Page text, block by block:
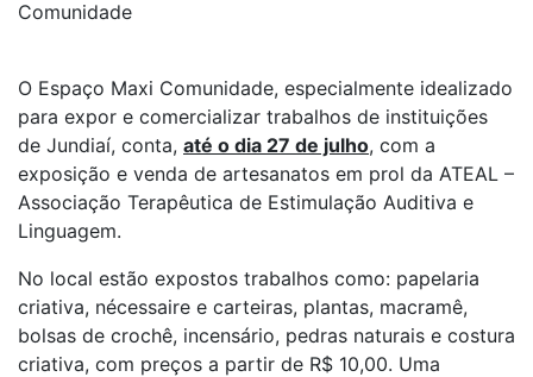
Comunidade
O Espaço Maxi Comunidade, especialmente idealizado
para expor e comercializar trabalhos de instituições
de Jundiaí, conta, até o dia 27 de julho, com a
exposição e venda de artesanatos em prol da ATEAL –
Associação Terapêutica de Estimulação Auditiva e
Linguagem.
No local estão expostos trabalhos como: papelaria
criativa, nécessaire e carteiras, plantas, macramê,
bolsas de crochê, incensário, pedras naturais e costura
criativa, com preços a partir de R$ 10,00. Uma